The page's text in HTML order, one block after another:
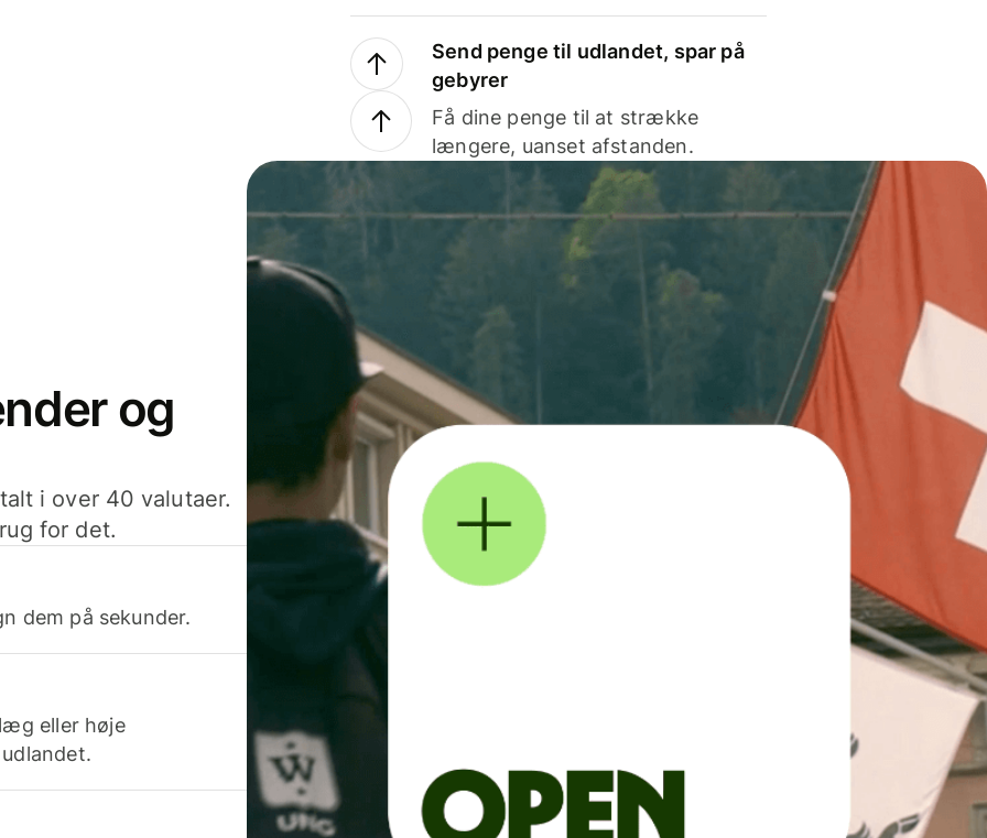
Send penge til udlandet, spar på
gebyrer
Få dine penge til at strække
længere, uanset afstanden.
og
i over 40 valutaer.
for det.
dem på sekunder.
eller høje